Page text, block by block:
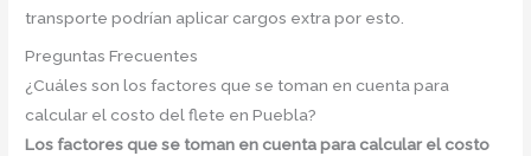
transporte podrían aplicar cargos extra por esto.
Preguntas Frecuentes
¿Cuáles son los factores que se toman en cuenta para
calcular el costo del flete en Puebla?
Los factores que se toman en cuenta para calcular el costo